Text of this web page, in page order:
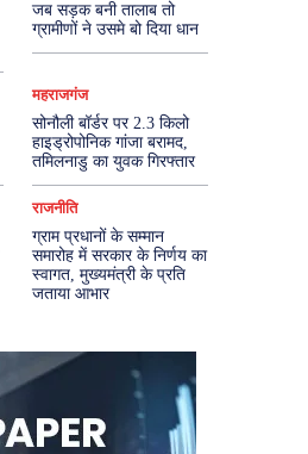
जब सड़क बनी तालाब तो
ग्रामीणों ने उसमे बो दिया धान
महराजगंज
सोनौली बॉर्डर पर 2.3 किलो
हाइड्रोपोनिक गांजा बरामद,
तमिलनाडु का युवक गिरफ्तार
राजनीति
ग्राम प्रधानों के सम्मान
समारोह में सरकार के निर्णय का
स्वागत, मुख्यमंत्री के प्रति
जताया आभार